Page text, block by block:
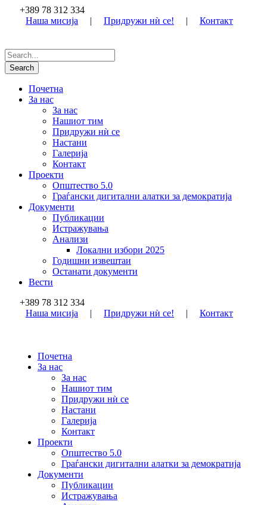
+389 78 312 334
Наша мисија
| Придружи нѝ се! | Контакт
Почетна
За нас
За нас
Нашиот тим
Придружи нѝ се
Настани
Галерија
Контакт
Проекти
Општество 5.0
Граѓански дигитални алатки за демократија
Документи
Публикации
Истражувања
Анализи
Локални избори 2025
Годишни извештаи
Останати документи
Вести
+389 78 312 334
Наша мисија
| Придружи нѝ се! | Контакт
Почетна
За нас
За нас
Нашиот тим
Придружи нѝ се
Настани
Галерија
Контакт
Проекти
Општество 5.0
Граѓански дигитални алатки за демократија
Документи
Публикации
Истражувања